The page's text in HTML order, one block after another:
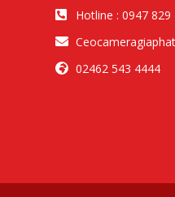
Hotline : 0947 829
02462 543 4444